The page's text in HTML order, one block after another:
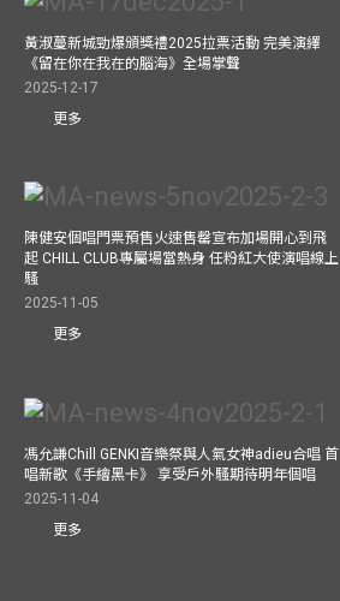
黃淑蔓新城勁爆頒獎禮2025拉票活動 完美演繹
《留在你在我在的腦海》全場掌聲
2025-12-17
更多
陳健安個唱門票預售火速售罄宣布加場開心到飛
起 CHILL CLUB專屬場當熱身 任粉紅大使演唱線上
騷
2025-11-05
更多
馮允謙Chill GENKI音樂祭與人氣女神adieu合唱 首
唱新歌《手繪黑卡》 享受戶外騷期待明年個唱
2025-11-04
更多